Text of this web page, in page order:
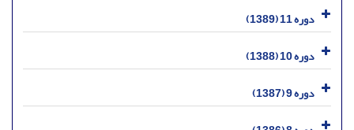
دوره 11 (1389)
دوره 10 (1388)
دوره 9 (1387)